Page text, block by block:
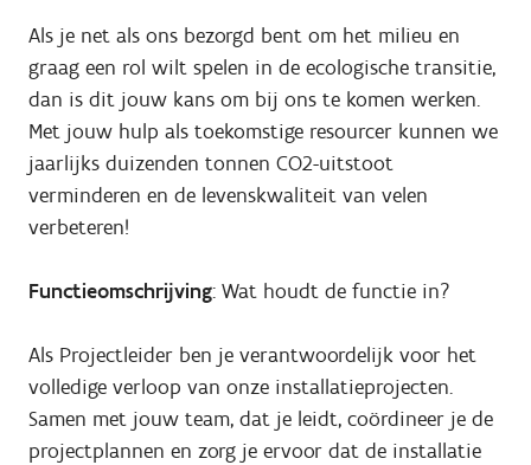
Als je net als ons bezorgd bent om het milieu en
graag een rol wilt spelen in de ecologische transitie,
dan is dit jouw kans om bij ons te komen werken.
Met jouw hulp als toekomstige resourcer kunnen we
jaarlijks duizenden tonnen CO2-uitstoot
verminderen en de levenskwaliteit van velen
verbeteren!
Functieomschrijving: Wat houdt de functie in?
Als Projectleider ben je verantwoordelijk voor het
volledige verloop van onze installatieprojecten.
Samen met jouw team, dat je leidt, coördineer je de
projectplannen en zorg je ervoor dat de installatie